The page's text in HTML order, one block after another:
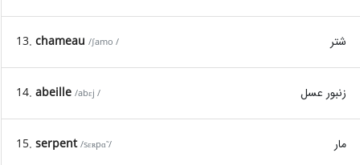
13. chameau /ʃamo / شتر
14. abeille /abɛj / زنبور عسل
15. serpent /sɛʀpɑ̃ / مار